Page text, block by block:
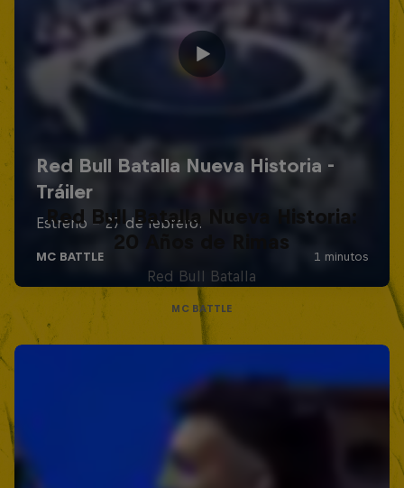
Red Bull Batalla Nueva Historia:
20 Años de Rimas
Red Bull Batalla
MC BATTLE